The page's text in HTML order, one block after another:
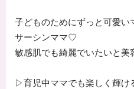
子どものためにずっと可愛い
サーシンママ♡
敏感肌でも綺麗でいたいと美
▷育児中ママでも楽しく輝け